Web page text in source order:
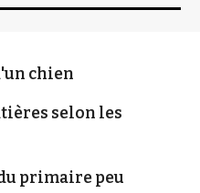
chien
selon les
primaire peu